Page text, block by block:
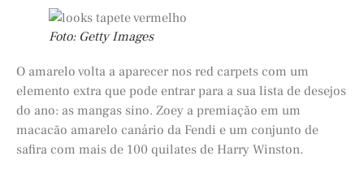
Foto: Getty Images
O amarelo volta a aparecer nos red carpets com um
elemento extra que pode entrar para a sua lista de desejos
do ano: as mangas sino. Zoey a premiação em um
macacão amarelo canário da Fendi e um conjunto de
safira com mais de 100 quilates de Harry Winston.